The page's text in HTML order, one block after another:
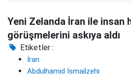
Yeni Zelanda İran ile insan
görüşmelerini askıya aldı
Etiketler :
İran
Abdulhamid İsmailzehi